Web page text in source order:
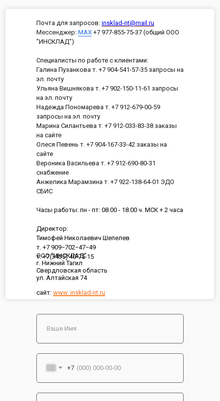
ООО "ИНСКЛАД"
г. Нижний Тагил
Свердловская область
ул. Алтайская 74
сайт: www. insklad-nt.ru
Почта для запросов: insklad-nt@mail.ru
Мессенджер: MAX +7 977-855-75-37 (общий ООО
"ИНСКЛАД")
Специалисты по работе с клиентами:
Галина Пузанкова т. +7 904-541-57-35 запросы на
эл. почту
Ульяна Вишнякова т. +7 902-150-11-61 запросы
на эл. почту
Надежда Пономарева т. +7 912-679-00-59
запросы на эл. почту
Марина Силантьева т. +7 912-033-83-38 заказы
на сайте
Олеся Певень т. +7 904-167-33-42 заказы на
сайте
Вероника Васильева т. +7 912-690-80-31
снабжение
Анжелика Марамзина т. +7 922-138-64-01 ЭДО
СБИС
Часы работы: пн - пт: 08.00 - 18.00 ч. МСК + 2 часа
Директор:
Тимофей Николаевич Шепелев
т. +7 909−702−47−49
т. +7(3435) 40-75-15
+7